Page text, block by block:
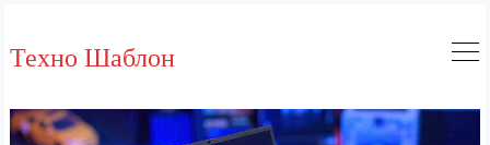
to
Техно Шаблон